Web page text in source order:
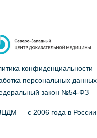
конфиденциальности
персональных данных
закон №54-ФЗ
— с 2006 года в России